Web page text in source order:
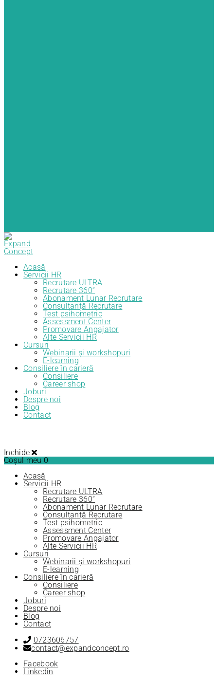
Acasă
Servicii HR
Recrutare ULTRA
Recrutare 360”
Abonament Lunar Recrutare
Consultanță Recrutare
Test psihometric
Assessment Center
Promovare Angajator
Alte Servicii HR
Cursuri
Webinarii și workshopuri
E-learning
Consiliere în carieră
Consiliere
Career shop
Joburi
Despre noi
Blog
Contact
Inchide
Coșul meu 0
Acasă
Servicii HR
Recrutare ULTRA
Recrutare 360”
Abonament Lunar Recrutare
Consultanță Recrutare
Test psihometric
Assessment Center
Promovare Angajator
Alte Servicii HR
Cursuri
Webinarii și workshopuri
E-learning
Consiliere în carieră
Consiliere
Career shop
Joburi
Despre noi
Blog
Contact
0723606757
contact@expandconcept.ro
Facebook
Linkedin